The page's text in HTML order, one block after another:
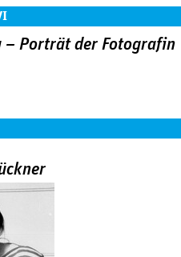
– Porträt der Fotografin